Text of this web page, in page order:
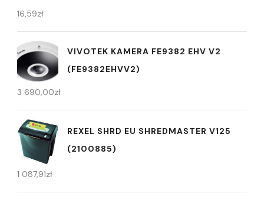
16,59zł
VIVOTEK KAMERA FE9382 EHV V2
(FE9382EHVV2)
3 690,00zł
REXEL SHRD EU SHREDMASTER V125
(2100885)
1 087,91zł